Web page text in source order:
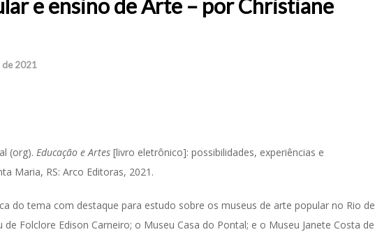
e ensino de Arte – por Christiane
de 2021
(org). Educação e Artes [livro eletrônico]: possibilidades, experiências e
Maria, RS: Arco Editoras, 2021.
do tema com destaque para estudo sobre os museus de arte popular no Rio de
de Folclore Edison Carneiro; o Museu Casa do Pontal; e o Museu Janete Costa de